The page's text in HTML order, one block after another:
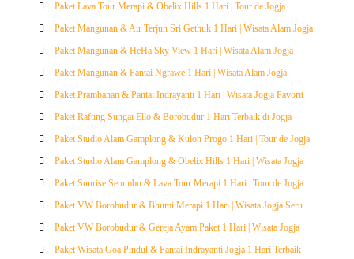
Paket Lava Tour Merapi & Obelix Hills 1 Hari | Tour de Jogja
Paket Mangunan & Air Terjun Sri Gethuk 1 Hari | Wisata Alam Jogja
Paket Mangunan & HeHa Sky View 1 Hari | Wisata Alam Jogja
Paket Mangunan & Pantai Ngrawe 1 Hari | Wisata Alam Jogja
Paket Prambanan & Pantai Indrayanti 1 Hari | Wisata Jogja Favorit
Paket Rafting Sungai Ello & Borobudur 1 Hari Terbaik di Jogja
Paket Studio Alam Gamplong & Kulon Progo 1 Hari | Tour de Jogja
Paket Studio Alam Gamplong & Obelix Hills 1 Hari | Wisata Jogja
Paket Sunrise Setumbu & Lava Tour Merapi 1 Hari | Tour de Jogja
Paket VW Borobudur & Bhumi Merapi 1 Hari | Wisata Jogja Seru
Paket VW Borobudur & Gereja Ayam Paket 1 Hari | Wisata Jogja
Paket Wisata Goa Pindul & Pantai Indrayanti Jogja 1 Hari Terbaik